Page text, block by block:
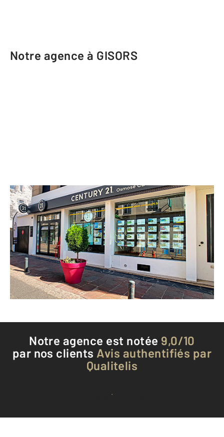
Notre agence à GISORS
CENTURY 21 Osmose CB
22 rue Cappeville
GISORS - 27140
Envoyer un message
Téléphoner à l'agence
Notre agence est notée 9,0/10
par nos clients Avis authentifiés par
Qualitelis
Voir tous les avis clients